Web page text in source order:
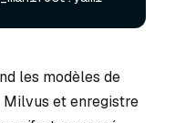
les modèles de
et enregistre